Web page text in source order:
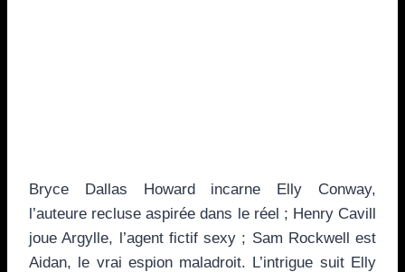
Bryce Dallas Howard incarne Elly Conway,
l’auteure recluse aspirée dans le réel ; Henry Cavill
joue Argylle, l’agent fictif sexy ; Sam Rockwell est
Aidan, le vrai espion maladroit. L’intrigue suit Elly